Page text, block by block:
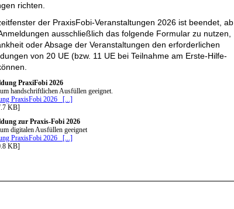
richten.
der PraxisFobi-Veranstaltungen 2026 ist beendet, ab
ausschließlich das folgende Formular zu nutzen,
oder Absage der Veranstaltungen den erforderlichen
von 20 UE (bzw. 11 UE bei Teilnahme am Erste-Hilfe-
PraxiFobi 2026
handschriftlichen Ausfüllen geeignet.
PraxisFobi 2026 _[...]
KB]
zur Praxis-Fobi 2026
digitalen Ausfüllen geeignet
PraxisFobi 2026 _[...]
KB]